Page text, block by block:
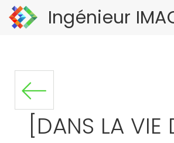
Ingénieur
[DANS LA VIE